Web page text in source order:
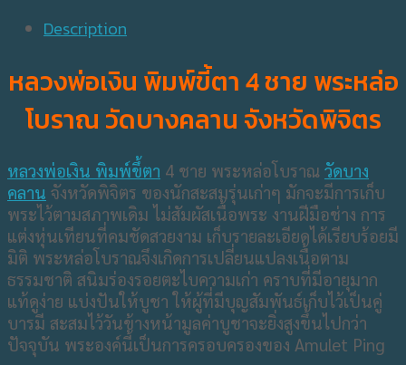
Description
หลวงพ่อเงิน พิมพ์ขี้ตา 4 ชาย พระหล่อ
โบราณ วัดบางคลาน จังหวัดพิจิตร
หลวงพ่อเงิน พิมพ์ขึ้ตา 4 ชาย พระหล่อโบราณ วัดบาง
คลาน จังหวัดพิจิตร ของนักสะสมรุ่นเก่าๆ มักจะมีการเก็บ
พระไว้ตามสภาพเดิม ไม่สัมผัสเนื้อพระ งานฝีมือช่าง การ
แต่งหุ่นเทียนที่คมชัดสวยงาม เก็บรายละเอียดได้เรียบร้อยมี
มิติ พระหล่อโบราณจึงเกิดการเปลี่ยนแปลงเนื้อตาม
ธรรมชาติ สนิมร่องรอยตะไบความเก่า คราบที่มีอายุมาก
แท้ดูง่าย แบ่งปันให้บูชา ให้ผู้ที่มีบุญสัมพันธ์เก็บไว้เป็นคู่
บารมี สะสมไว้วันข้างหน้ามูลค่าบูชาจะยิ่งสูงขึ้นไปกว่า
ปัจจุบัน พระองค์นี้เป็นการครอบครองของ Amulet Ping